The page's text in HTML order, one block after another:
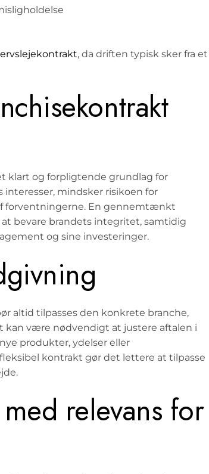
, da driften typisk sker fra et
klart og forpligtende grundlag for
mindsker risikoen for
forventningerne. En gennemtænkt
bevare brandets integritet, samtidig
og sine investeringer.
altid tilpasses den konkrete branche,
kan være nødvendigt at justere aftalen i
produkter, ydelser eller
kontrakt gør det lettere at tilpasse
relevans for